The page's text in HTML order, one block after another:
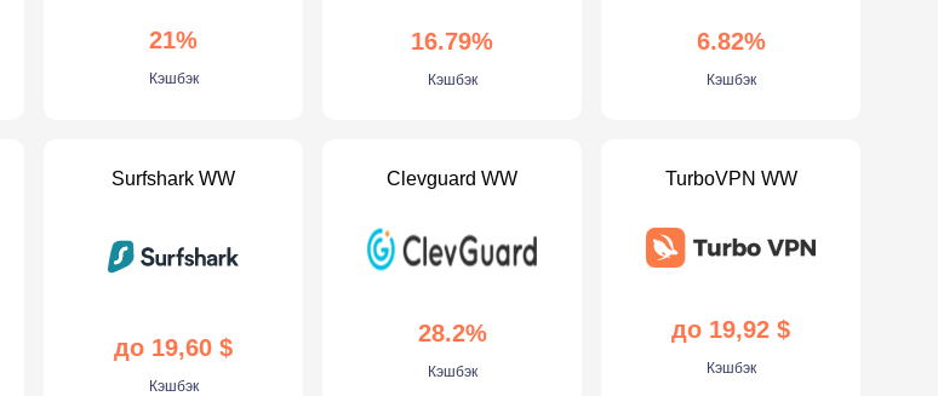
21%
Кэшбэк
16.79%
Кэшбэк
6.82%
Кэшбэк
Surfshark WW
до 19,60 $
Кэшбэк
Clevguard WW
28.2%
Кэшбэк
TurboVPN WW
до 19,92 $
Кэшбэк